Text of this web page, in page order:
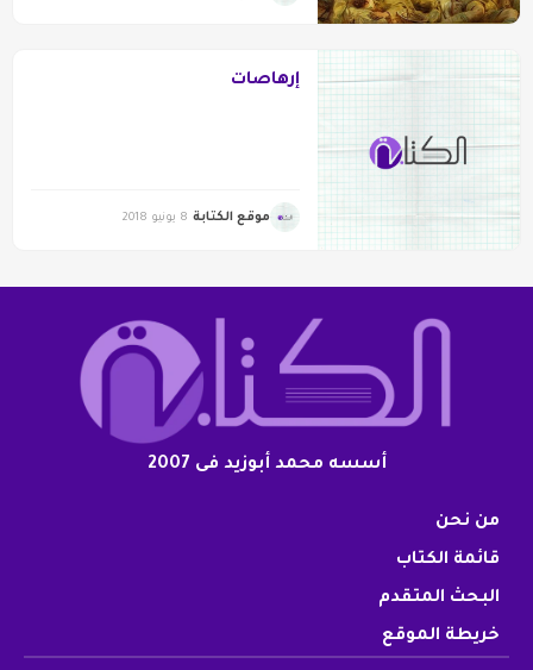
إرهاصات
موقع الكتابة 8 يونيو 2018
أسسه محمد أبوزيد فى 2007
من نحن
قائمة الكتاب
البحث المتقدم
خريطة الموقع